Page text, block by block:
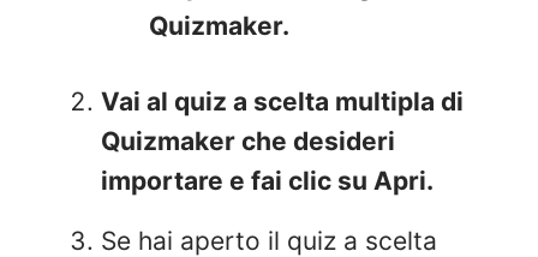
Quizmaker.
Vai al quiz a scelta multipla di
Quizmaker che desideri
importare e fai clic su Apri.
Se hai aperto il quiz a scelta